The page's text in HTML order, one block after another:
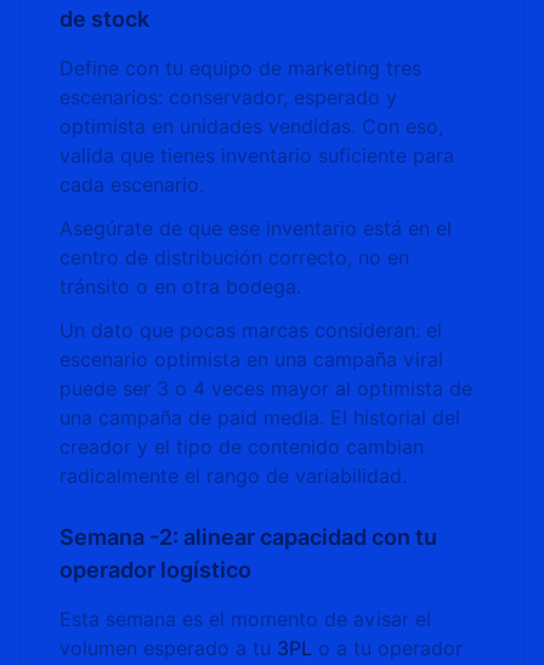
de stock
Define con tu equipo de marketing tres
escenarios: conservador, esperado y
optimista en unidades vendidas. Con eso,
valida que tienes inventario suficiente para
cada escenario.
Asegúrate de que ese inventario está en el
centro de distribución correcto, no en
tránsito o en otra bodega.
Un dato que pocas marcas consideran: el
escenario optimista en una campaña viral
puede ser 3 o 4 veces mayor al optimista de
una campaña de paid media. El historial del
creador y el tipo de contenido cambian
radicalmente el rango de variabilidad.
Semana -2: alinear capacidad con tu
operador logístico
Esta semana es el momento de avisar el
volumen esperado a tu 3PL o a tu operador